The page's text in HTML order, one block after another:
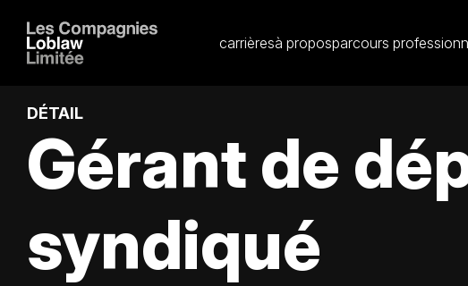
carrièresà proposparcours
DÉTAIL
Gérant de
syndiqué